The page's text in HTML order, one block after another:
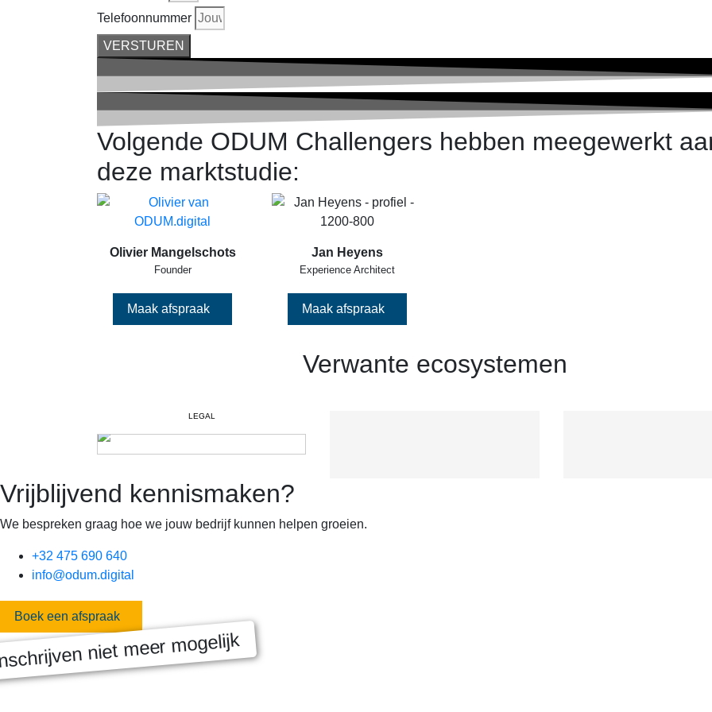
Telefoonnummer
VERSTUREN
Volgende ODUM Challengers hebben meegewerkt
deze marktstudie:
Olivier Mangelschots
Founder
Maak afspraak
Jan Heyens
Experience Architect
Maak afspraak
Verwante ecosystemen
LEGAL
Vrijblijvend kennismaken?
We bespreken graag hoe we jouw bedrijf kunnen helpen groeien.
+32 475 690 640
info@odum.digital
Boek een afspraak
niet meer mogelijk
MASTERCLASS 2025